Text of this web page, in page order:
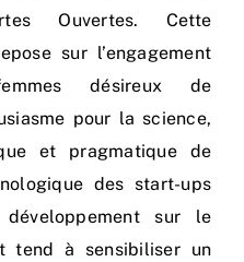
Ouvertes. Cette
sur l’engagement
désireux de
pour la science,
et pragmatique de
des start-ups
sur le
tend à sensibiliser un